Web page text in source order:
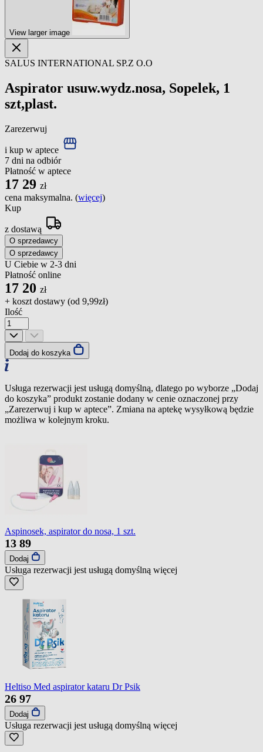
View larger image
SALUS INTERNATIONAL SP.Z O.O
Aspirator usuw.wydz.nosa, Sopelek, 1
szt,plast.
Zarezerwuj
i kup w aptece
7 dni na odbiór
Płatność w aptece
17 29 zł
cena maksymalna. (więcej)
Kup
z dostawą
O sprzedawcy
O sprzedawcy
U Ciebie w 2-3 dni
Płatność online
17 20 zł
+ koszt dostawy (od 9,99zł)
Ilość
Dodaj do koszyka
Usługa rezerwacji jest usługą domyślną, dlatego po wyborze „Dodaj
do koszyka” produkt zostanie dodany w cenie oznaczonej przy
„Zarezerwuj i kup w aptece”. Zmiana na aptekę wysyłkową będzie
możliwa w kolejnym kroku.
Aspinosek, aspirator do nosa, 1 szt.
13 89
Dodaj
Usługa rezerwacji jest usługą domyślną więcej
Heltiso Med aspirator kataru Dr Psik
26 97
Dodaj
Usługa rezerwacji jest usługą domyślną więcej